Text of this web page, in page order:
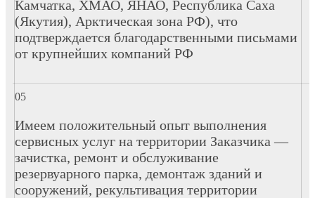
Камчатка, ХМАО, ЯНАО, Республика Саха
(Якутия), Арктическая зона РФ), что
подтверждается благодарственными письмами
от крупнейших компаний РФ
Имеем положительный опыт выполнения
сервисных услуг на территории Заказчика —
зачистка, ремонт и обслуживание
резервуарного парка, демонтаж зданий и
сооружений, рекультивация территории